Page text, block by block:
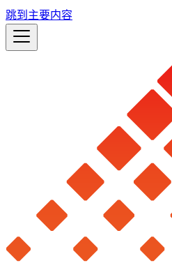
跳到主要内容